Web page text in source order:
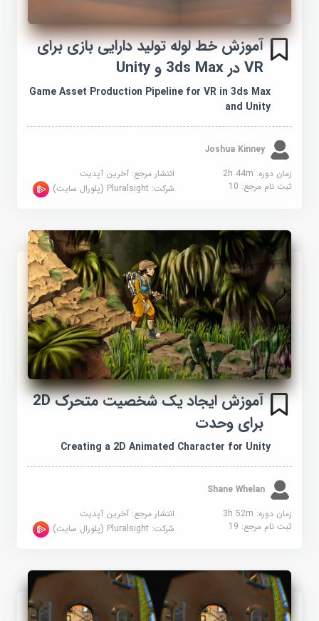
آموزش خط لوله تولید دارایی بازی برای
VR در 3ds Max و Unity
Game Asset Production Pipeline for VR in 3ds Max
and Unity
Joshua Kinney
زمان دوره: 2h 44m
انتشار مرجع:آخرین آپدیت
ثبت نام مرجع:10 شرکت:Pluralsight (پلورال سایت)
آموزش ایجاد یک شخصیت متحرک 2D
برای وحدت
Creating a 2D Animated Character for Unity
Shane Whelan
زمان دوره: 3h 52m
انتشار مرجع:آخرین آپدیت
ثبت نام مرجع:19 شرکت:Pluralsight (پلورال سایت)